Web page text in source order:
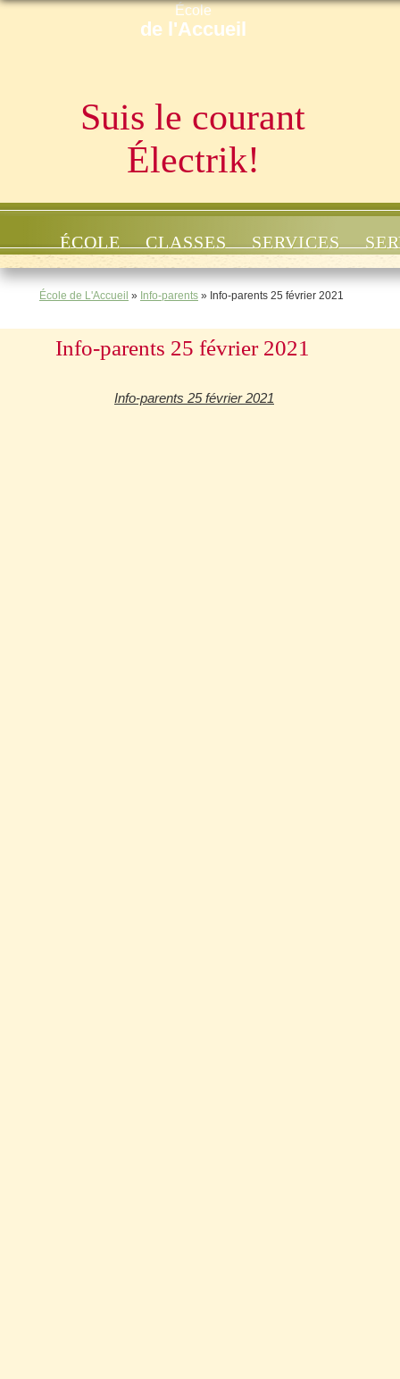
École
de l'Accueil
Suis le courant
Électrik!
ÉCOLE CLASSES SERVICES
École de L'Accueil » Info-parents » Info-parents 25 février 2021
Info-parents 25 février 2021
Info-parents 25 février 2021